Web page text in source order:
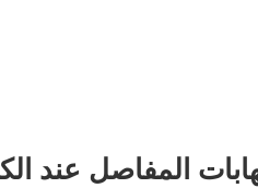
المفاصل عند